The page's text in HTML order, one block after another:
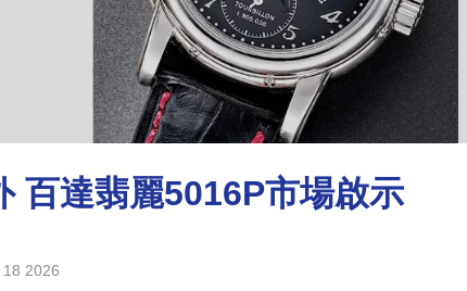
百達翡麗5016P市場啟示
2026